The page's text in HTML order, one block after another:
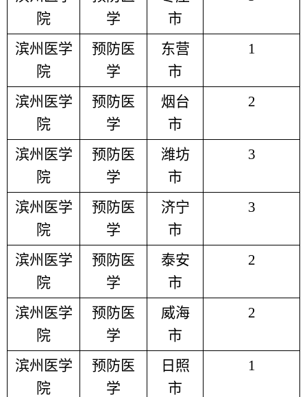
院
学
市
滨州医学
院
预防医
学
东营
市
1
滨州医学
院
预防医
学
烟台
市
2
滨州医学
院
预防医
学
潍坊
市
3
滨州医学
院
预防医
学
济宁
市
3
滨州医学
院
预防医
学
泰安
市
2
滨州医学
院
预防医
学
威海
市
2
滨州医学
院
预防医
学
日照
市
1